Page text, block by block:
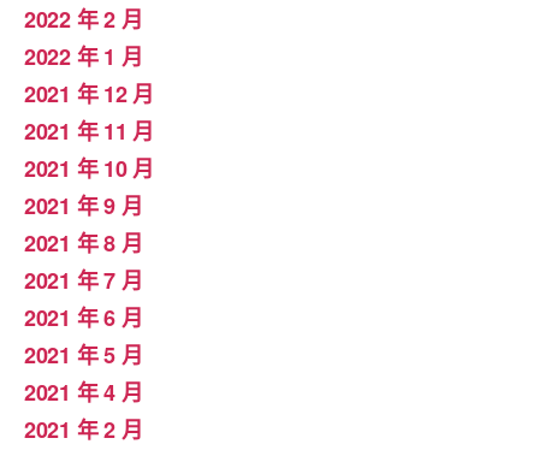
2022 年 2 月
2022 年 1 月
2021 年 12 月
2021 年 11 月
2021 年 10 月
2021 年 9 月
2021 年 8 月
2021 年 7 月
2021 年 6 月
2021 年 5 月
2021 年 4 月
2021 年 2 月